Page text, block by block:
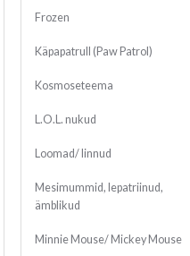
Frozen
Käpapatrull (Paw Patrol)
Kosmoseteema
L.O.L. nukud
Loomad/ linnud
Mesimummid, lepatriinud,
ämblikud
Minnie Mouse/ Mickey Mouse